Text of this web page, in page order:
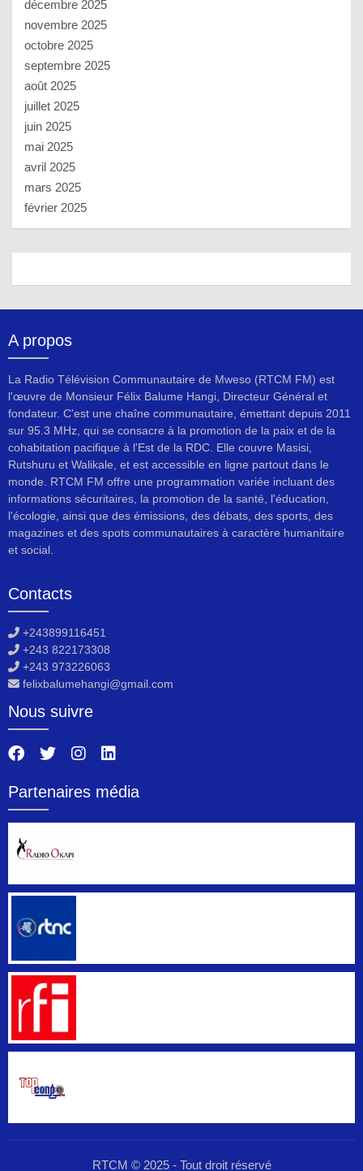
décembre 2025
novembre 2025
octobre 2025
septembre 2025
août 2025
juillet 2025
juin 2025
mai 2025
avril 2025
mars 2025
février 2025
A propos
La Radio Télévision Communautaire de Mweso (RTCM FM) est
l'œuvre de Monsieur Félix Balume Hangi, Directeur Général et
fondateur. C'est une chaîne communautaire, émettant depuis 2011
sur 95.3 MHz, qui se consacre à la promotion de la paix et de la
cohabitation pacifique à l'Est de la RDC. Elle couvre Masisi,
Rutshuru et Walikale, et est accessible en ligne partout dans le
monde. RTCM FM offre une programmation variée incluant des
informations sécuritaires, la promotion de la santé, l'éducation,
l'écologie, ainsi que des émissions, des débats, des sports, des
magazines et des spots communautaires à caractère humanitaire
et social.
Contacts
+243899116451
+243 822173308
+243 973226063
felixbalumehangi@gmail.com
Nous suivre
Partenaires média
RTCM © 2025 - Tout droit réservé